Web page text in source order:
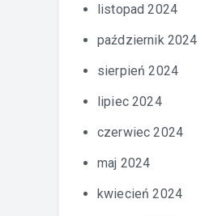
listopad 2024
październik 2024
sierpień 2024
lipiec 2024
czerwiec 2024
maj 2024
kwiecień 2024